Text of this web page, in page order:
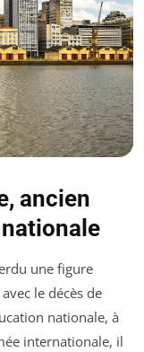
ancien
une figure
le décès de
nationale, à
internationale, il